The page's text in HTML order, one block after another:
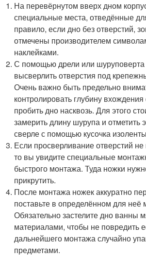
На перевёрнутом вверх дном
специальные места, отведённые
правило, если дно без отверстий,
отмечены производителем
наклейками.
С помощью дрели или
высверлить отверстия под
Очень важно быть предельно
контролировать глубину
пробить дно насквозь. Для этого
замерить длину шурупа и отметить
сверле с помощью кусочка
Если просверливание отверстий
то вы увидите специальные
быстрого монтажа. Туда ножки
прикрутить.
После монтажа ножек аккуратно
поставьте в определённом для неё
Обязательно застелите дно ванны
материалами, чтобы не повредить
дальнейшего монтажа случайно
предметами.